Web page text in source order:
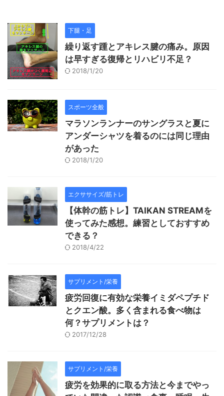
下腿・足
繰り返す踵とアキレス腱の痛み。原因
は早すぎる復帰とリハビリ不足？
2018/1/20
スポーツ全般
マラソンランナーのサングラスと夏に
アンダーシャツを着るのには同じ理由
があった
2018/1/20
エクササイズ/筋トレ
【体幹の筋トレ】TAIKAN STREAMを
使ってみた感想。練習としておすすめ
できる？
2018/4/22
サプリメント/栄養
疲労回復に有効な栄養イミダペプチド
とクエン酸。多く含まれる食べ物は
何？サプリメントは？
2017/12/28
サプリメント/栄養
疲労を効果的に取る方法と今までやっ